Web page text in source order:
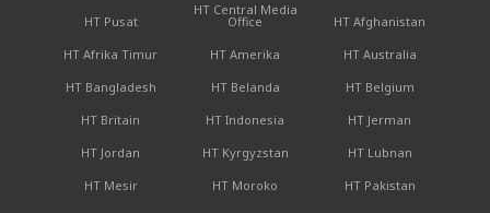
HT Pusat
HT Central Media
Office
HT Afghanistan
HT Afrika Timur
HT Amerika
HT Australia
HT Bangladesh
HT Belanda
HT Belgium
HT Britain
HT Indonesia
HT Jerman
HT Jordan
HT Kyrgyzstan
HT Lubnan
HT Mesir
HT Moroko
HT Pakistan